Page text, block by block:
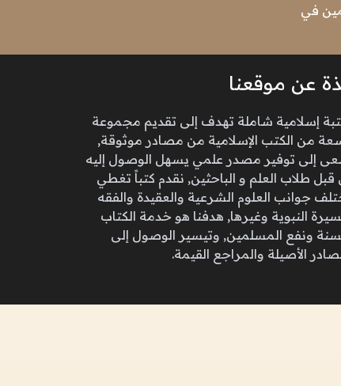
في
عن موقعنا
إسلامية شاملة تهدف إلى تقديم مجموعة
من الكتب الإسلامية من مصادر موثوقة,
إلى توفير مصدر علمي يسهل الوصول إليه
طلاب العلم و الباحثين, نقدم كتباً تغطي
جوانب العلوم الشرعية والعقيدة والفقه
النبوية وغيرها, هدفنا هو خدمة الكتاب
ونفع المسلمين, وتيسير الوصول إلى
الأصيلة والمراجع القيمة.